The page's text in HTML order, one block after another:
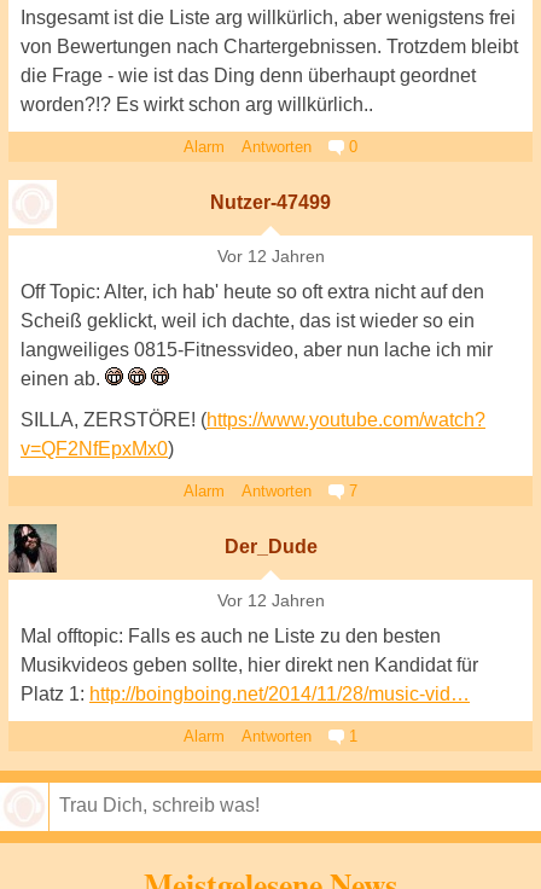
Insgesamt ist die Liste arg willkürlich, aber wenigstens frei
von Bewertungen nach Chartergebnissen. Trotzdem bleibt
die Frage - wie ist das Ding denn überhaupt geordnet
worden?!? Es wirkt schon arg willkürlich..
Alarm Antworten 0
Nutzer-47499
Vor 12 Jahren
Off Topic: Alter, ich hab' heute so oft extra nicht auf den
Scheiß geklickt, weil ich dachte, das ist wieder so ein
langweiliges 0815-Fitnessvideo, aber nun lache ich mir
einen ab.
SILLA, ZERSTÖRE! (https://www.youtube.com/watch?
v=QF2NfEpxMx0)
Alarm Antworten 7
Der_Dude
Vor 12 Jahren
Mal offtopic: Falls es auch ne Liste zu den besten
Musikvideos geben sollte, hier direkt nen Kandidat für
Platz 1: http://boingboing.net/2014/11/28/music-vid…
Alarm Antworten 1